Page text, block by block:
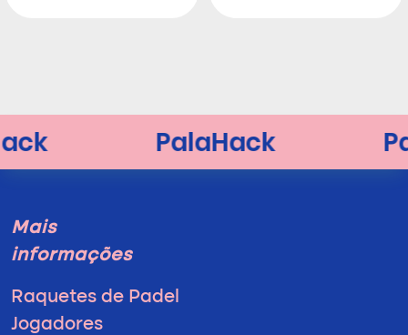
Mais
informações
Raquetes de Padel
Jogadores